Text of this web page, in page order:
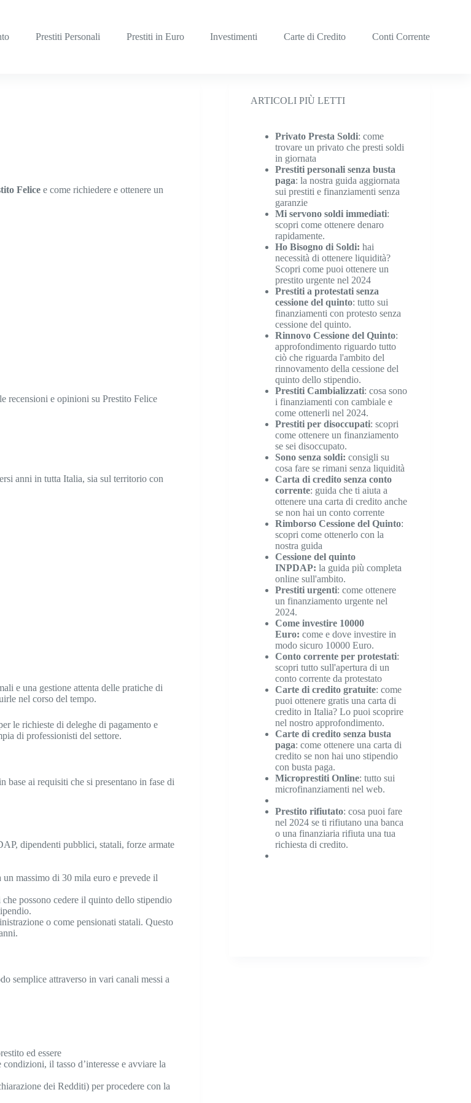
Prestiti Personali Prestiti in Euro Investimenti Carte di Credito Conti Corrente
Felice e come richiedere e ottenere un
recensioni e opinioni su Prestito Felice
anni in tutta Italia, sia sul territorio con
e una gestione attenta delle pratiche di
nel corso del tempo.
le richieste di deleghe di pagamento e
di professionisti del settore.
ai requisiti che si presentano in fase di
dipendenti pubblici, statali, forze armate
massimo di 30 mila euro e prevede il
possono cedere il quinto dello stipendio
o come pensionati statali. Questo
semplice attraverso in vari canali messi a
ed essere
condizioni, il tasso d’interesse e avviare la
dei Redditi) per procedere con la
ARTICOLI PIÙ LETTI
Privato Presta Soldi: come
trovare un privato che presti soldi
in giornata
Prestiti personali senza busta
paga: la nostra guida aggiornata
sui prestiti e finanziamenti senza
garanzie
Mi servono soldi immediati:
scopri come ottenere denaro
rapidamente.
Ho Bisogno di Soldi: hai
necessità di ottenere liquidità?
Scopri come puoi ottenere un
prestito urgente nel 2024
Prestiti a protestati senza
cessione del quinto: tutto sui
finanziamenti con protesto senza
cessione del quinto.
Rinnovo Cessione del Quinto:
approfondimento riguardo tutto
ciò che riguarda l'ambito del
rinnovamento della cessione del
quinto dello stipendio.
Prestiti Cambializzati: cosa sono
i finanziamenti con cambiale e
come ottenerli nel 2024.
Prestiti per disoccupati: scopri
come ottenere un finanziamento
se sei disoccupato.
Sono senza soldi: consigli su
cosa fare se rimani senza liquidità
Carta di credito senza conto
corrente: guida che ti aiuta a
ottenere una carta di credito anche
se non hai un conto corrente
Rimborso Cessione del Quinto:
scopri come ottenerlo con la
nostra guida
Cessione del quinto
INPDAP:la guida più completa
online sull'ambito.
Prestiti urgenti: come ottenere
un finanziamento urgente nel
2024.
Come investire 10000
Euro:come e dove investire in
modo sicuro 10000 Euro.
Conto corrente per protestati:
scopri tutto sull'apertura di un
conto corrente da protestato
Carte di credito gratuite: come
puoi ottenere gratis una carta di
credito in Italia? Lo puoi scoprire
nel nostro approfondimento.
Carte di credito senza busta
paga: come ottenere una carta di
credito se non hai uno stipendio
con busta paga.
Microprestiti Online: tutto sui
microfinanziamenti nel web.
Prestito rifiutato: cosa puoi fare
nel 2024 se ti rifiutano una banca
o una finanziaria rifiuta una tua
richiesta di credito.